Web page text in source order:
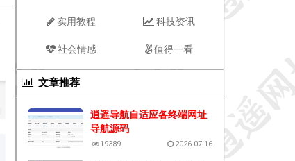
实用教程 科技资讯
社会情感 值得一看
文章推荐
逍遥导航自适应各终端网址
导航源码
19389 2026-07-16